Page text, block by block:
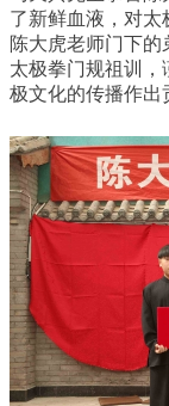
了新鲜血液，对太
陈大虎老师门下
太极拳门规祖训，
极文化的传播作出